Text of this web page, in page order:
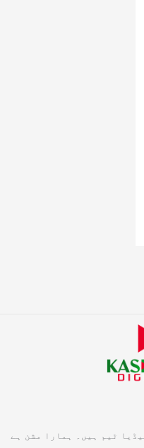
ٹیم ہیں۔ ہمارا مشن ہے